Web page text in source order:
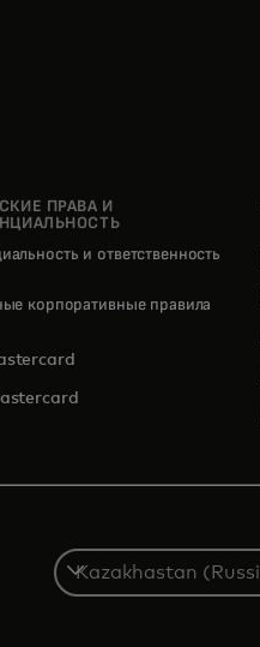
ПРАВА И
и ответственность
корпоративные правила
Select
a
country